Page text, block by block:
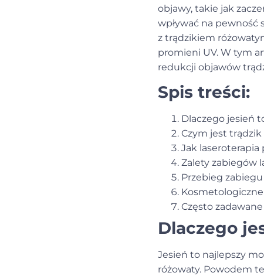
objawy, takie jak
wpływać na pewność
z trądzikiem
promieni UV. W tym
redukcji objawów
Spis treści:
Dlaczego jesień
Czym jest trądzik
Jak
Zalety zabiegów
Przebieg
Często
Dlaczego
Jesień to najlepszy
różowaty. Powodem